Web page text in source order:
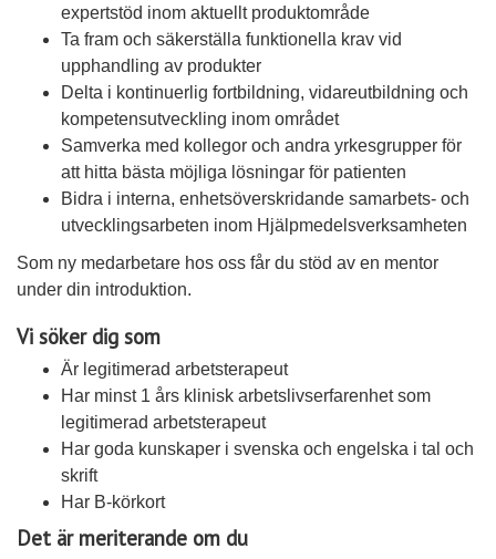
expertstöd inom aktuellt produktområde
Ta fram och säkerställa funktionella krav vid
upphandling av produkter
Delta i kontinuerlig fortbildning, vidareutbildning och
kompetensutveckling inom området
Samverka med kollegor och andra yrkesgrupper för
att hitta bästa möjliga lösningar för patienten
Bidra i interna, enhetsöverskridande samarbets- och
utvecklingsarbeten inom Hjälpmedelsverksamheten
Som ny medarbetare hos oss får du stöd av en mentor
under din introduktion.
Vi söker dig som
Är legitimerad arbetsterapeut
Har minst 1 års klinisk arbetslivserfarenhet som
legitimerad arbetsterapeut
Har goda kunskaper i svenska och engelska i tal och
skrift
Har B-körkort
Det är meriterande om du